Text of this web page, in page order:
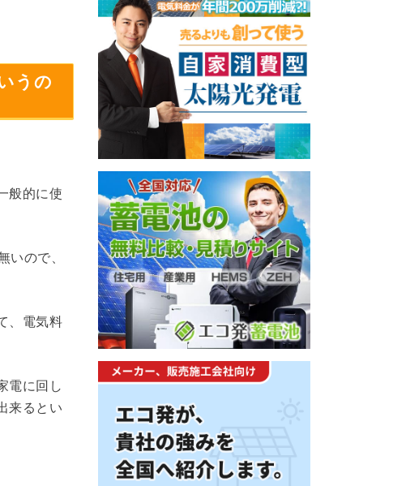
うの
般的に使
いので、
、電気料
電に回し
来るとい